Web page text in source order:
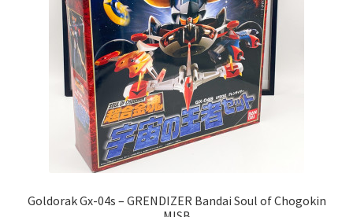
Goldorak Gx-04s – GRENDIZER Bandai Soul of Chogokin